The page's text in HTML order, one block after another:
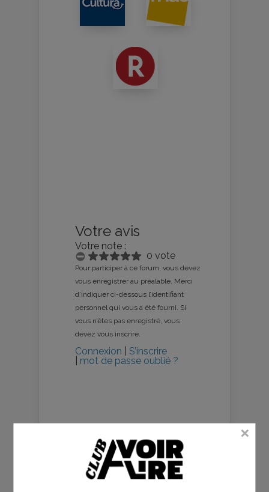
Votre avis
Votre note :
0 vote
Pour participer à ce forum, vous devez
vous enregistrer au préalable. Merci
d’indiquer ci-dessous l’identifiant
personnel qui vous a été fourni. Si
vous n’êtes pas enregistré, vous
devez vous inscrire.
Connexion
S’inscrire
mot de passe oublié ?
aVoir-aLire.com, dont le contenu
est produit bénévolement par